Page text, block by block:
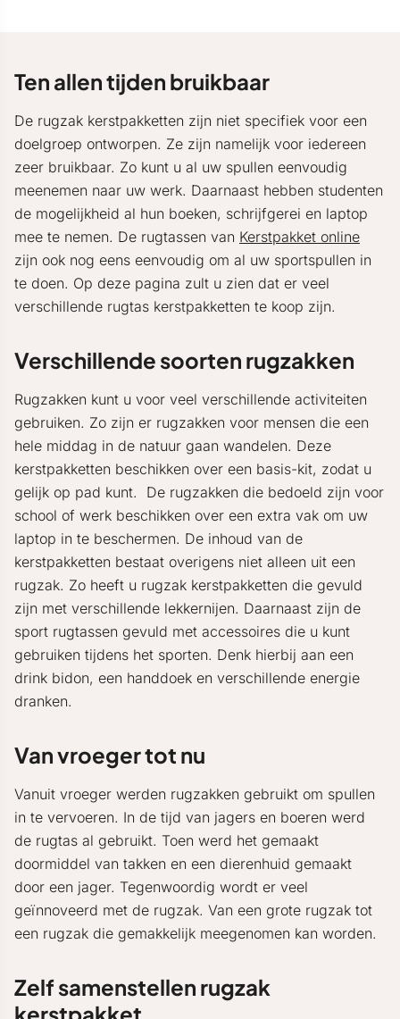
Ten allen tijden bruikbaar
De rugzak kerstpakketten zijn niet specifiek voor een
doelgroep ontworpen. Ze zijn namelijk voor iedereen
zeer bruikbaar. Zo kunt u al uw spullen eenvoudig
meenemen naar uw werk. Daarnaast hebben studenten
de mogelijkheid al hun boeken, schrijfgerei en laptop
mee te nemen. De rugtassen van Kerstpakket online
zijn ook nog eens eenvoudig om al uw sportspullen in
te doen. Op deze pagina zult u zien dat er veel
verschillende rugtas kerstpakketten te koop zijn.
Verschillende soorten rugzakken
Rugzakken kunt u voor veel verschillende activiteiten
gebruiken. Zo zijn er rugzakken voor mensen die een
hele middag in de natuur gaan wandelen. Deze
kerstpakketten beschikken over een basis-kit, zodat u
gelijk op pad kunt. De rugzakken die bedoeld zijn voor
school of werk beschikken over een extra vak om uw
laptop in te beschermen. De inhoud van de
kerstpakketten bestaat overigens niet alleen uit een
rugzak. Zo heeft u rugzak kerstpakketten die gevuld
zijn met verschillende lekkernijen. Daarnaast zijn de
sport rugtassen gevuld met accessoires die u kunt
gebruiken tijdens het sporten. Denk hierbij aan een
drink bidon, een handdoek en verschillende energie
dranken.
Van vroeger tot nu
Vanuit vroeger werden rugzakken gebruikt om spullen
in te vervoeren. In de tijd van jagers en boeren werd
de rugtas al gebruikt. Toen werd het gemaakt
doormiddel van takken en een dierenhuid gemaakt
door een jager. Tegenwoordig wordt er veel
geïnnoveerd met de rugzak. Van een grote rugzak tot
een rugzak die gemakkelijk meegenomen kan worden.
Zelf samenstellen rugzak
kerstpakket